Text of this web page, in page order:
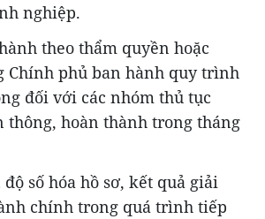
nghiệp.
theo thẩm quyền hoặc
Chính phủ ban hành quy trình
đối với các nhóm thủ tục
hoàn thành trong tháng
số hóa hồ sơ, kết quả giải
chính trong quá trình tiếp